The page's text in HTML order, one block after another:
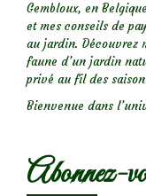
Gembloux, en
et mes conseils de
au jardin. Découvrez
faune d’un jardin
privé au fil des
Bienvenue dans
Abonnez-